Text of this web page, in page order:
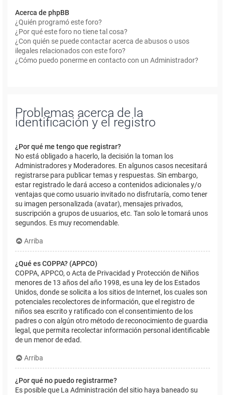
Acerca de phpBB
¿Quién programó este foro?
¿Por qué este foro no tiene tal cosa?
¿Con quién se puede contactar acerca de abusos o usos
ilegales relacionados con este foro?
¿Cómo puedo ponerme en contacto con un Administrador?
Problemas acerca de la
identificación y el registro
¿Por qué me tengo que registrar?
No está obligado a hacerlo, la decisión la toman los
Administradores y Moderadores. En algunos casos necesitará
registrarse para publicar temas y respuestas. Sin embargo,
estar registrado le dará acceso a contenidos adicionales y/o
ventajas que como usuario invitado no disfrutaría, como tener
su imagen personalizada (avatar), mensajes privados,
suscripción a grupos de usuarios, etc. Tan solo le tomará unos
segundos. Es muy recomendable.
Arriba
¿Qué es COPPA? (APPCO)
COPPA, APPCO, o Acta de Privacidad y Protección de Niños
menores de 13 años del año 1998, es una ley de los Estados
Unidos, donde se solicita a los sitios de Internet, los cuales son
potenciales recolectores de información, que el registro de
niños sea escrito y ratificado con el consentimiento de los
padres o con algún otro método de reconocimiento de guardia
legal, que permita recolectar información personal identificable
de un menor de edad.
Arriba
¿Por qué no puedo registrarme?
Es posible que La Administración del sitio haya baneado su